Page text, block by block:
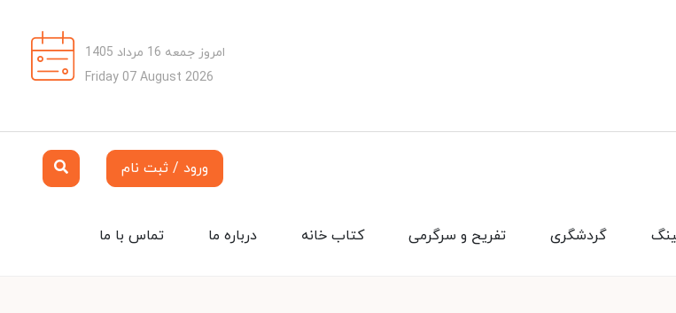
امروز جمعه 16 مرداد 1405
Friday 07 August 2026
ورود / ثبت نام
تماس با ما درباره ما کتاب خانه تفریح و سرگرمی گردشگری